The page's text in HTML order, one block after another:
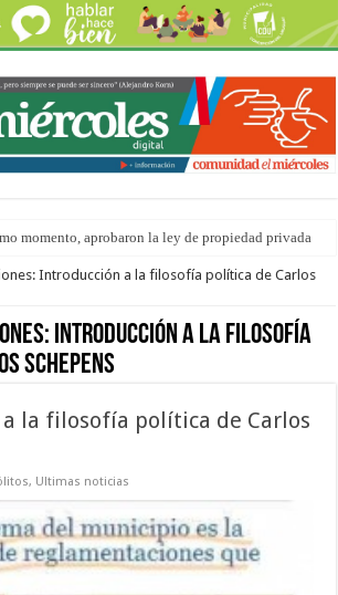
momento, aprobaron la ley de propiedad privada
el 35% de los 90 niños, niñas y adolescentes que
Introducción a la filosofía política de Carlos
Introducción a la filosofía
Schepens
la filosofía política de Carlos
, Ultimas noticias